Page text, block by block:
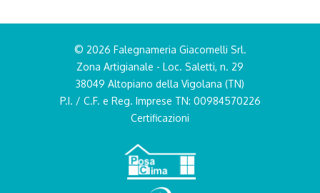
© 2026 Falegnameria Giacomelli Srl.
Zona Artigianale - Loc. Saletti, n. 29
38049 Altopiano della Vigolana (TN)
P.I. / C.F. e Reg. Imprese TN: 00984570226
Certificazioni